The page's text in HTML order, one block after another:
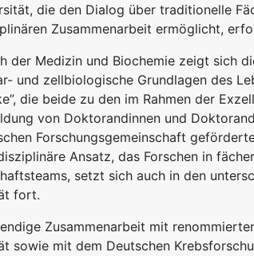
die den Dialog über traditionelle
Zusammenarbeit ermöglicht,
der Medizin und Biochemie zeigt sich
und zellbiologische Grundlagen des
die beide zu den im Rahmen der
von Doktorandinnen und
Forschungsgemeinschaft
Ansatz, das Forschen in
setzt sich auch in den
fort.
Zusammenarbeit mit
sowie mit dem Deutschen